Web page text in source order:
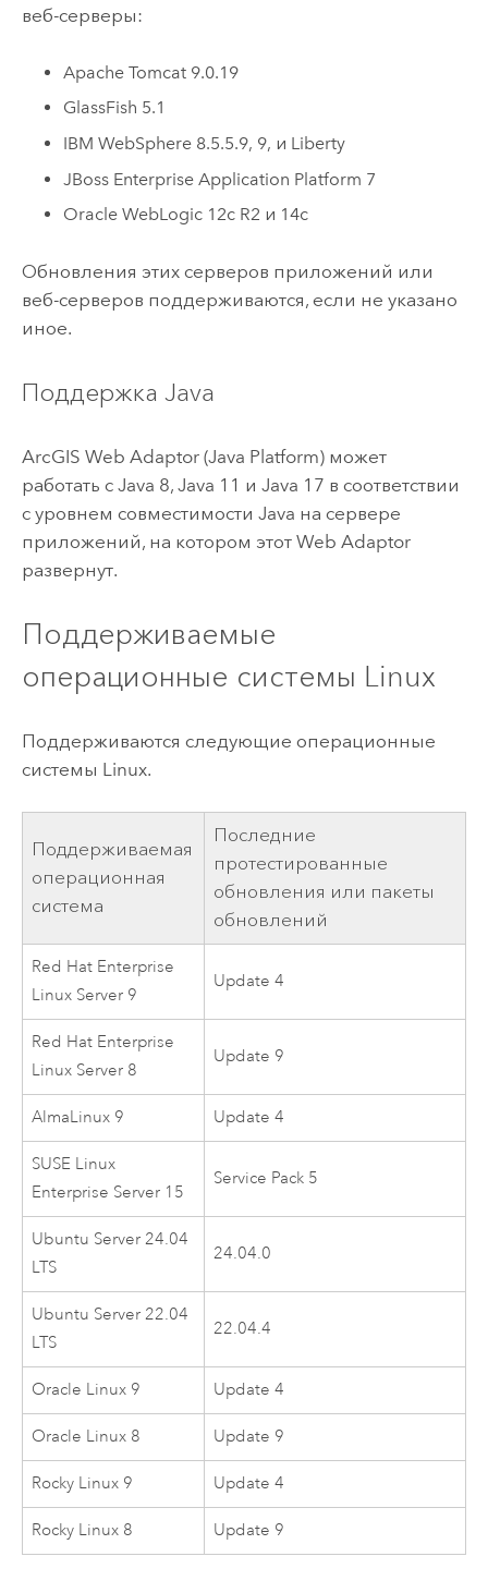
веб-серверы:
Apache Tomcat 9.0.19
GlassFish 5.1
IBM WebSphere 8.5.5.9, 9, и Liberty
JBoss Enterprise Application Platform 7
Oracle WebLogic 12c R2 и 14c
Обновления этих серверов приложений или
веб-серверов поддерживаются, если не указано
иное.
Поддержка Java
ArcGIS Web Adaptor (Java Platform)может
работать с Java 8, Java 11 и Java 17 в соответствии
с уровнем совместимости Java на сервере
приложений, на котором этот Web Adaptor
развернут.
Поддерживаемые
операционные системы Linux
Поддерживаются следующие операционные
системы Linux.
Поддерживаемая
операционная
система
Последние
протестированные
обновления или пакеты
обновлений
Red Hat Enterprise
Linux Server 9
Update 4
Red Hat Enterprise
Linux Server 8
Update 9
AlmaLinux 9 Update 4
SUSE Linux
Enterprise Server 15
Service Pack 5
Ubuntu Server 24.04
LTS
24.04.0
Ubuntu Server 22.04
LTS
22.04.4
Oracle Linux 9 Update 4
Oracle Linux 8 Update 9
Rocky Linux 9 Update 4
Rocky Linux 8 Update 9